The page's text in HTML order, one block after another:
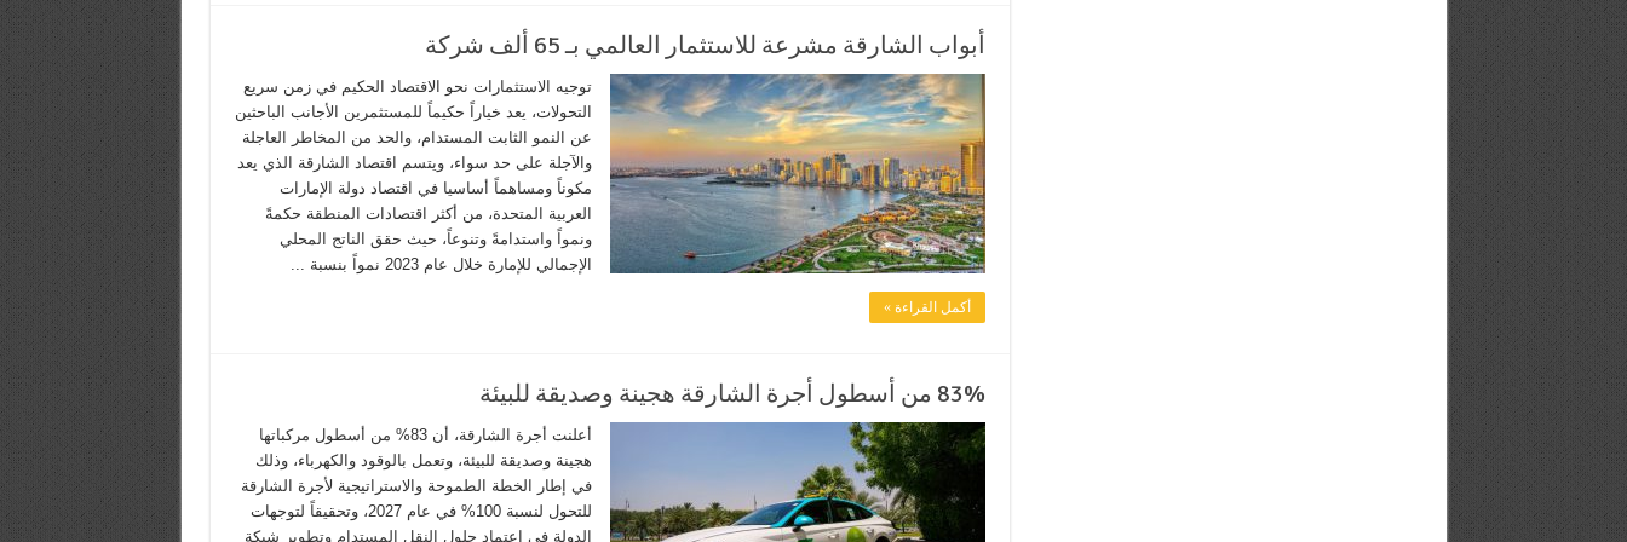
أبواب الشارقة مشرعة للاستثمار العالمي بـ 65 ألف شركة
توجيه الاستثمارات نحو الاقتصاد الحكيم في زمن سريع
التحولات، يعد خياراً حكيماً للمستثمرين الأجانب الباحثين
عن النمو الثابت المستدام، والحد من المخاطر العاجلة
والآجلة على حد سواء، ويتسم اقتصاد الشارقة الذي يعد
مكوناً ومساهماً أساسيا في اقتصاد دولة الإمارات
العربية المتحدة، من أكثر اقتصادات المنطقة حكمةً
ونمواً واستدامةً وتنوعاً، حيث حقق الناتج المحلي
الإجمالي للإمارة خلال عام 2023 نمواً بنسبة ...
أكمل القراءة »
83% من أسطول أجرة الشارقة هجينة وصديقة للبيئة
أعلنت أجرة الشارقة، أن 83% من أسطول مركباتها
هجينة وصديقة للبيئة، وتعمل بالوقود والكهرباء، وذلك
في إطار الخطة الطموحة والاستراتيجية لأجرة الشارقة
للتحول لنسبة 100% في عام 2027، وتحقيقاً لتوجهات
الدولة في اعتماد حلول النقل المستدام وتطوير شبكة